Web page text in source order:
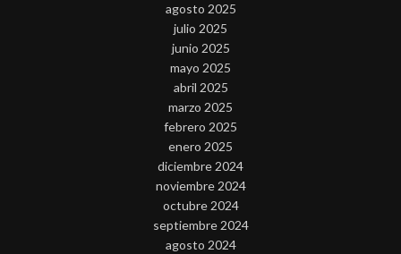
agosto 2025
julio 2025
junio 2025
mayo 2025
abril 2025
marzo 2025
febrero 2025
enero 2025
diciembre 2024
noviembre 2024
octubre 2024
septiembre 2024
agosto 2024